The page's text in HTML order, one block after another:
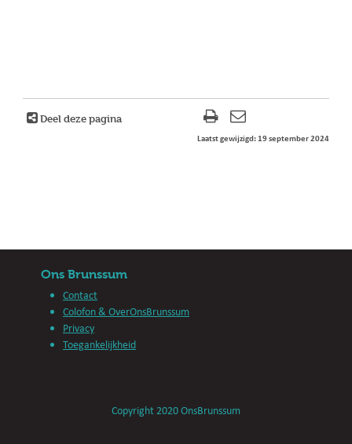
Deel deze pagina
Laatst gewijzigd: 19 september 2024
Ons Brunssum
Contact
Colofon & OverOnsBrunssum
Privacy
Toegankelijkheid
Copyright 2020 OnsBrunssum